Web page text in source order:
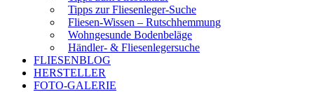
Tipps zur Fliesenleger-Suche
Fliesen-Wissen – Rutschhemmung
Wohngesunde Bodenbeläge
Händler- & Fliesenlegersuche
FLIESENBLOG
HERSTELLER
FOTO-GALERIE